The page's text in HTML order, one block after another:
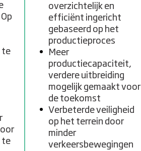
te
te
overzichtelijk en
efficiënt ingericht
gebaseerd op het
productieproces
Meer
productiecapaciteit,
verdere uitbreiding
mogelijk gemaakt voor
de toekomst
Verbeterde veiligheid
op het terrein door
minder
verkeersbewegingen